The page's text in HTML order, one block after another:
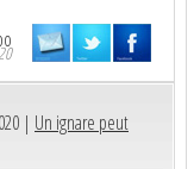
| Un ignare peut